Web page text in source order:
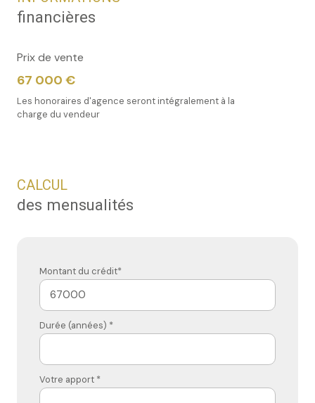
financières
Prix de vente
67 000 €
Les honoraires d'agence seront intégralement à la
charge du vendeur
CALCUL
des mensualités
Montant du crédit*
Durée (années) *
Votre apport *